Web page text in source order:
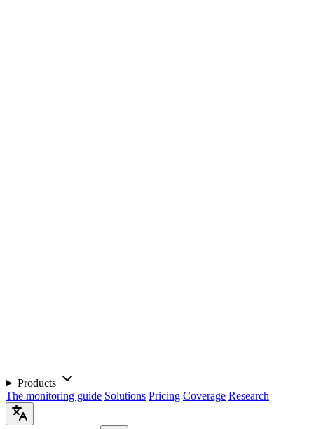
Products
The monitoring guide Solutions Pricing Coverage Research